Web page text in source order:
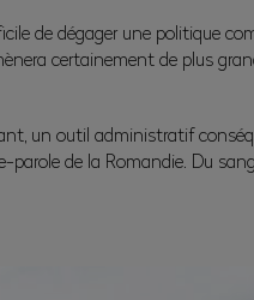
de dégager une politique
certainement de plus
un outil administratif
de la Romandie. Du